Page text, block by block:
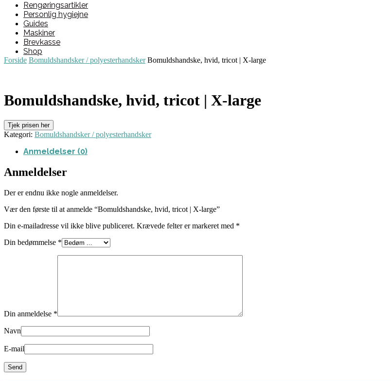
Rengøringsartikler
Personlig hygiejne
Guides
Maskiner
Brevkasse
Shop
Forside Bomuldshandsker / polyesterhandsker Bomuldshandske, hvid, tricot | X-large
Bomuldshandske, hvid, tricot | X-large
Tjek prisen her
Kategori: Bomuldshandsker / polyesterhandsker
Anmeldelser (0)
Anmeldelser
Der er endnu ikke nogle anmeldelser.
Vær den første til at anmelde “Bomuldshandske, hvid, tricot | X-large”
Din e-mailadresse vil ikke blive publiceret. Krævede felter er markeret med *
Din bedømmelse *
Din anmeldelse *
Navn
E-mail